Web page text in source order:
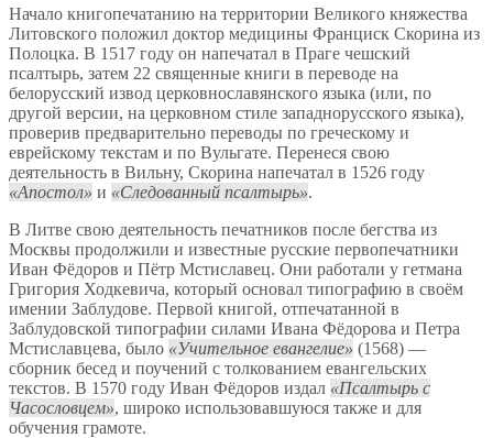
Начало книгопечатанию на территории Великого княжества
Литовского положил доктор медицины Франциск Скорина из
Полоцка. В 1517 году он напечатал в Праге чешский
псалтырь, затем 22 священные книги в переводе на
белорусский извод церковнославянского языка (или, по
другой версии, на церковном стиле западнорусского языка),
проверив предварительно переводы по греческому и
еврейскому текстам и по Вульгате. Перенеся свою
деятельность в Вильну, Скорина напечатал в 1526 году
Апостол
и Следованный псалтырь .
В Литве свою деятельность печатников после бегства из
Москвы продолжили и известные русские первопечатники
Иван Фёдоров и Пётр Мстиславец. Они работали у гетмана
Григория Ходкевича, который основал типографию в своём
имении Заблудове. Первой книгой, отпечатанной в
Заблудовской типографии силами Ивана Фёдорова и Петра
Мстиславцева, было
Учительное евангелие
(1568) —
сборник бесед и поучений с толкованием евангельских
текстов. В 1570 году Иван Фёдоров издал
Псалтырь с
Часословцем , широко использовавшуюся также и для
обучения грамоте.